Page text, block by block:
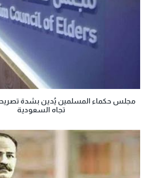
مجلس حكماء المسلمين يُدين بشدة
تجاه السعودية